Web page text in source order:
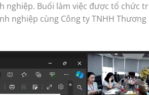
nghiệp. Buổi làm việc được tổ chức
nghiệp cùng Công ty TNHH Thương